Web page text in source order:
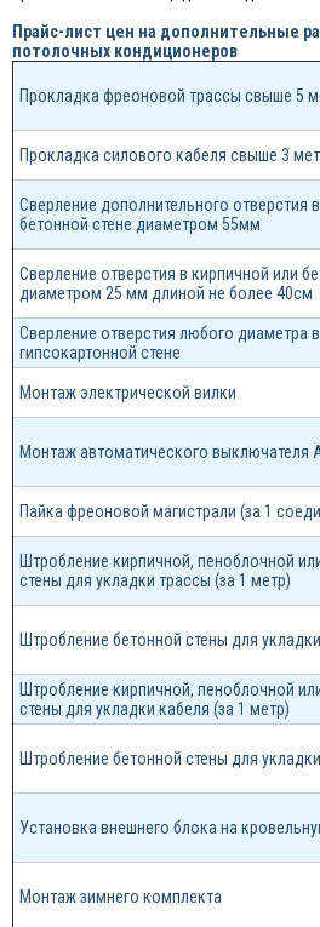
Прайс-лист цен на дополнительные
потолочных кондиционеров
Прокладка фреоновой трассы свыше 5
Прокладка силового кабеля свыше 3
Сверление дополнительного отверстия
бетонной стене диаметром 55мм
Сверление отверстия в кирпичной или
диаметром 25 мм длиной не более 40см
Сверление отверстия любого диаметра
гипсокартонной стене
Монтаж электрической вилки
Монтаж автоматического выключателя
Пайка фреоновой магистрали (за 1
Штробление кирпичной, пеноблочной
стены для укладки трассы (за 1 метр)
Штробление бетонной стены для
Штробление кирпичной, пеноблочной
стены для укладки кабеля (за 1 метр)
Штробление бетонной стены для
Установка внешнего блока на
Монтаж зимнего комплекта